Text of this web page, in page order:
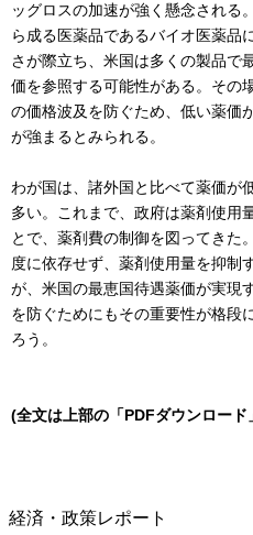
ッグロスの加速が強く懸念される
ら成る医薬品であるバイオ医薬品
さが際立ち、米国は多くの製品で
価を参照する可能性がある。その
の価格波及を防ぐため、低い薬価
が強まるとみられる。
わが国は、諸外国と比べて薬価が
多い。これまで、政府は薬剤使用
とで、薬剤費の制御を図ってきた
度に依存せず、薬剤使用量を抑制
が、米国の最恵国待遇薬価が実現
を防ぐためにもその重要性が格段
ろう。
(全文は上部の「PDFダウンロー
経済・政策レポート